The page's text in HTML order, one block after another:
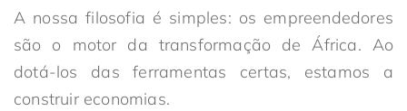
A nossa filosofia é simples: os empreendedores
são o motor da transformação de África. Ao
dotá-los das ferramentas certas, estamos a
construir economias.